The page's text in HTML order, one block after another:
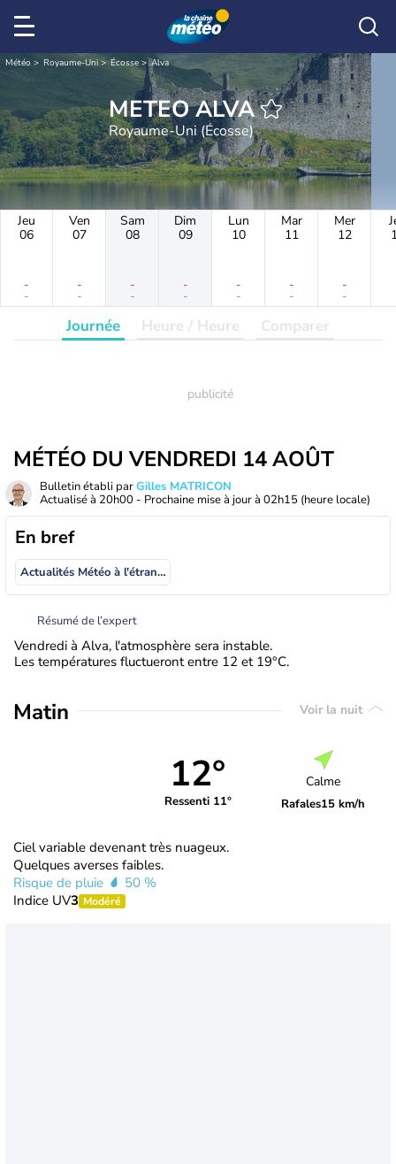
Météo Royaume-Uni Écosse Alva
METEO ALVA
Royaume-Uni (Écosse)
Jeu
06
-
-
Ven
07
-
-
Sam
08
-
-
Dim
09
-
-
Lun
10
-
-
Mar
11
-
-
Mer
12
-
-
Journée Heure / Heure Comparer
MÉTÉO DU VENDREDI 14 AOÛT
Bulletin établi parGilles MATRICON
Actualisé à 20h00 - Prochaine mise à jour à 02h15 (heure locale)
En bref
Actualités Météo à l'étranger
Résumé de l’expert
Vendredi à Alva, l'atmosphère sera instable.
Les températures fluctueront entre 12 et 19°C.
Matin Voir la nuit
12°
Ressenti 11°
Calme
Rafales15 km/h
Ciel variable devenant très nuageux.
Quelques averses faibles.
Risque de pluie
50 %
Indice UV3 Modéré